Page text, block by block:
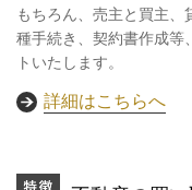
もちろん、売主と買主、
種手続き、契約書作成等
トいたします。
詳細はこちらへ